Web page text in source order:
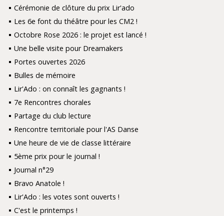
Cérémonie de clôture du prix Lir'ado
Les 6e font du théâtre pour les CM2 !
Octobre Rose 2026 : le projet est lancé !
Une belle visite pour Dreamakers
Portes ouvertes 2026
Bulles de mémoire
Lir'Ado : on connaît les gagnants !
7e Rencontres chorales
Partage du club lecture
Rencontre territoriale pour l'AS Danse
Une heure de vie de classe littéraire
5ème prix pour le journal !
Journal n°29
Bravo Anatole !
Lir'Ado : les votes sont ouverts !
C'est le printemps !